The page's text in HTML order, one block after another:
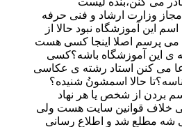
وزارت ارشاد و فنی حرفه
این آموزشگاه نبود حالا از
پرسم اصلا اینجا کسی هست
ی این آموزشگاه باشه؟کسی
می کنن استاد رشته ی عکاسی
حالا اسمشونُ شنیده؟
بردن از شخص یا هر نهاد
خلاف قوانین سایت هست ولی
شه مطلع شد و اطلاع رسانی